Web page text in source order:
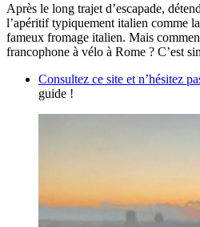
Après le long trajet d’escapade,
l’apéritif typiquement italien comme
fameux fromage italien. Mais
francophone à vélo à Rome ? C’est
Consultez ce site et n’hésitez
guide !